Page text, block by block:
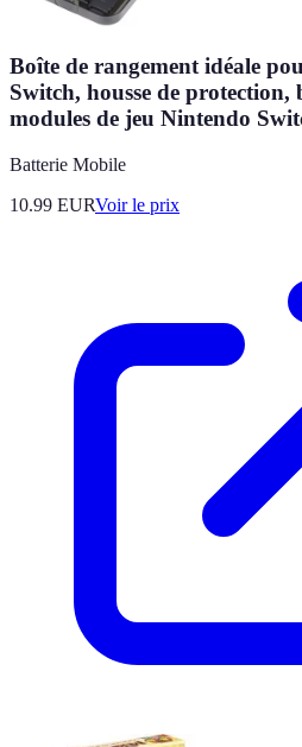
Boîte de rangement idéale
Switch, housse de
modules de jeu Nintendo
Batterie Mobile
10.99 EURVoir le prix